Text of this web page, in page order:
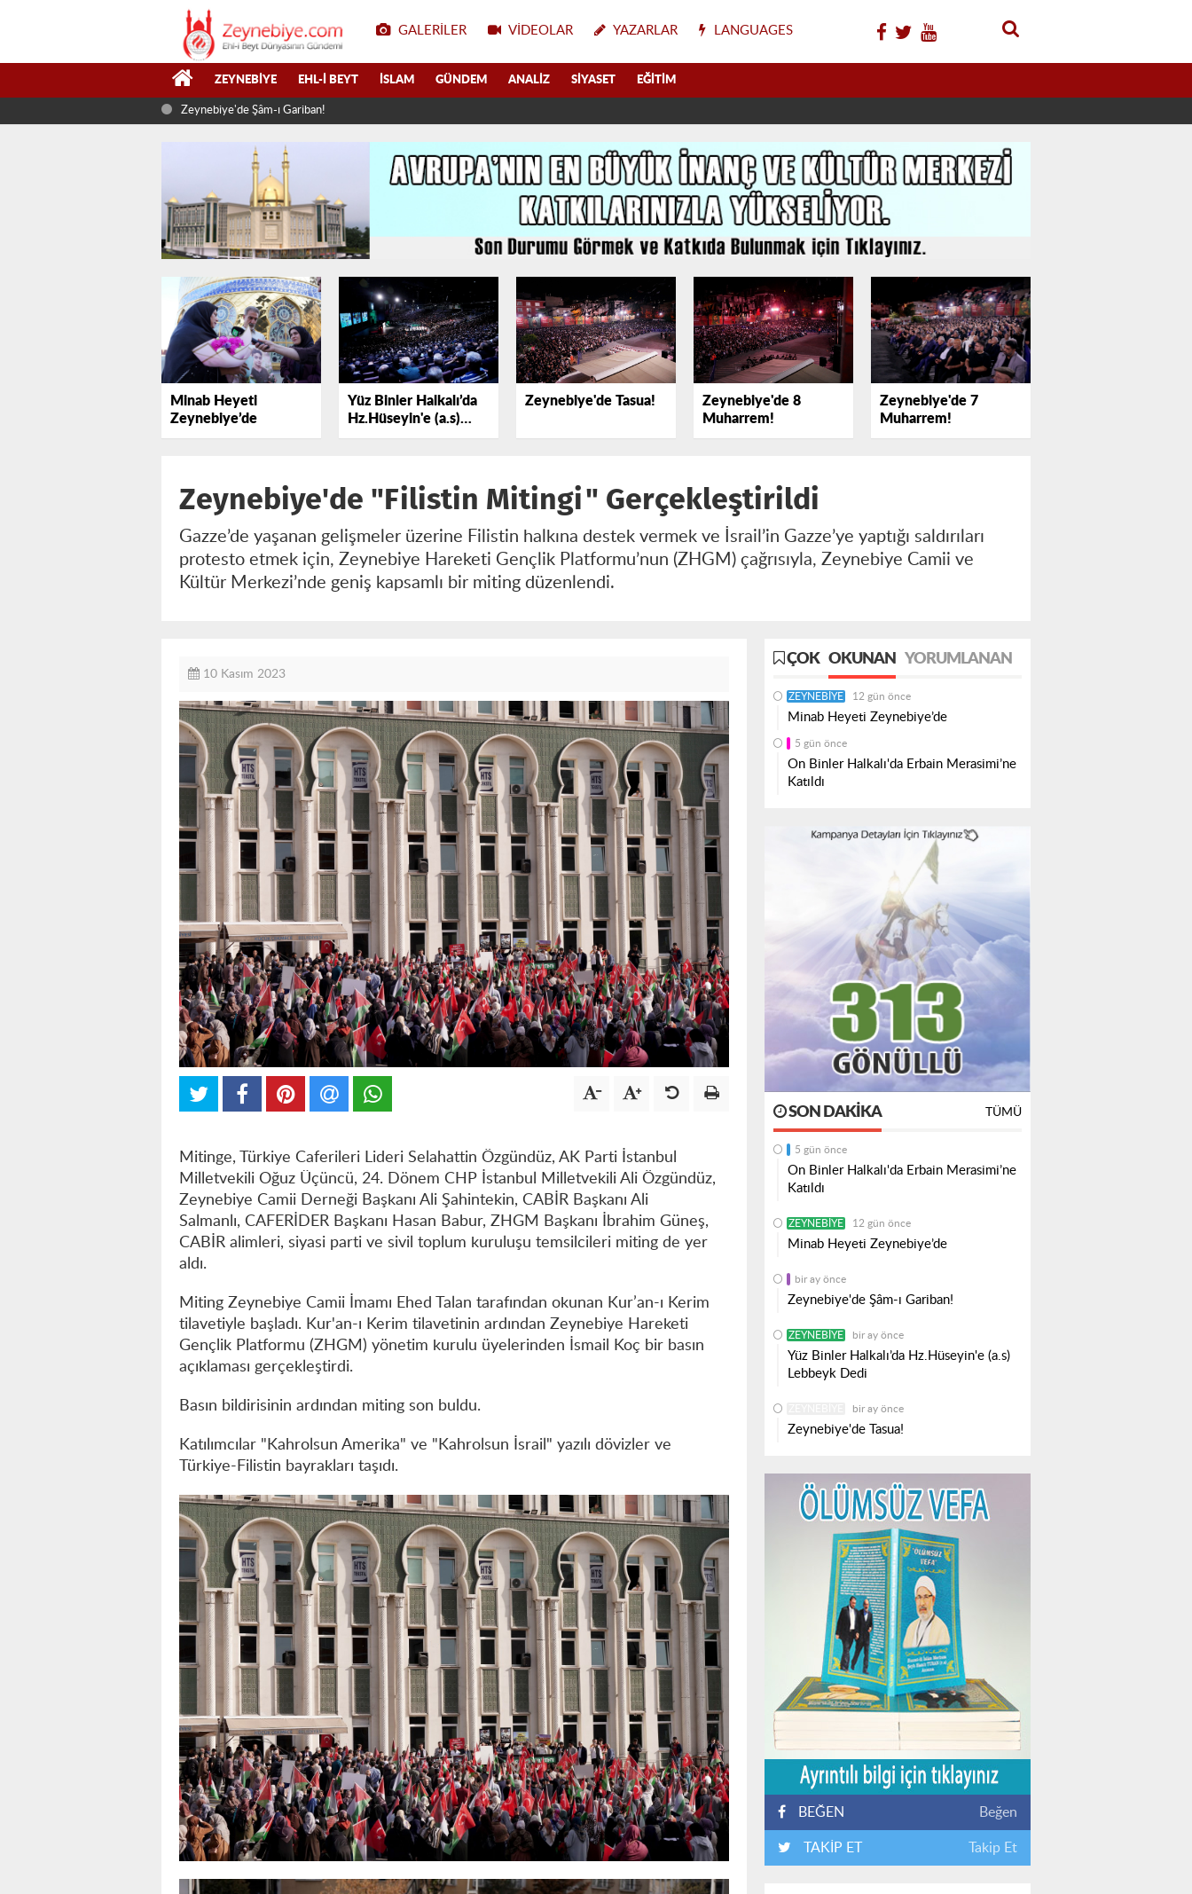
GALERILER VIDEOLAR YAZARLAR LANGUAGES
ZEYNEBIYE EHL-I BEYT İSLAM GÜNDEM ANALIZ SIYASET EĞITIM
Zeynebiye'de Şâm-ı Gariban!
Minab Heyeti
Zeynebiye’de
Yüz Binler Halkalı’da
Hz.Hüseyin'e (a.s)
Lebbeyk Dedi
Zeynebiye'de Tasua!
Zeynebiye'de 8
Muharrem!
Zeynebiye'de 7
Muharrem!
Zeynebiye'de "Filistin Mitingi" Gerçekleştirildi
Gazze’de yaşanan gelişmeler üzerine Filistin halkına destek vermek ve İsrail’in Gazze’ye yaptığı saldırıları
protesto etmek için, Zeynebiye Hareketi Gençlik Platformu’nun (ZHGM) çağrısıyla, Zeynebiye Camii ve
Kültür Merkezi’nde geniş kapsamlı bir miting düzenlendi.
10 Kasım 2023
Mitinge, Türkiye Caferileri Lideri Selahattin Özgündüz, AK Parti İstanbul
Milletvekili Oğuz Üçüncü, 24. Dönem CHP İstanbul Milletvekili Ali Özgündüz,
Zeynebiye Camii Derneği Başkanı Ali Şahintekin, CABİR Başkanı Ali
Salmanlı, CAFERİDER Başkanı Hasan Babur, ZHGM Başkanı İbrahim Güneş,
CABİR alimleri, siyasi parti ve sivil toplum kuruluşu temsilcileri miting de yer
aldı.
Miting Zeynebiye Camii İmamı Ehed Talan tarafından okunan Kur’an-ı Kerim
tilavetiyle başladı. Kur'an-ı Kerim tilavetinin ardından Zeynebiye Hareketi
Gençlik Platformu (ZHGM) yönetim kurulu üyelerinden İsmail Koç bir basın
açıklaması gerçekleştirdi.
Basın bildirisinin ardından miting son buldu.
Katılımcılar "Kahrolsun Amerika" ve "Kahrolsun İsrail" yazılı dövizler ve
Türkiye-Filistin bayrakları taşıdı.
ÇOK OKUNAN YORUMLANAN
ZEYNEBIYE 12 gün önce
Minab Heyeti Zeynebiye’de
5 gün önce
On Binler Halkalı'da Erbain Merasimi’ne
Katıldı
SON DAKIKA TÜMÜ
5 gün önce
On Binler Halkalı'da Erbain Merasimi’ne
Katıldı
ZEYNEBIYE 12 gün önce
Minab Heyeti Zeynebiye’de
bir ay önce
Zeynebiye'de Şâm-ı Gariban!
ZEYNEBIYE bir ay önce
Yüz Binler Halkalı’da Hz.Hüseyin'e (a.s)
Lebbeyk Dedi
bir ay önce
Zeynebiye'de Tasua!
BEĞEN Beğen
TAKİP ET Takip Et